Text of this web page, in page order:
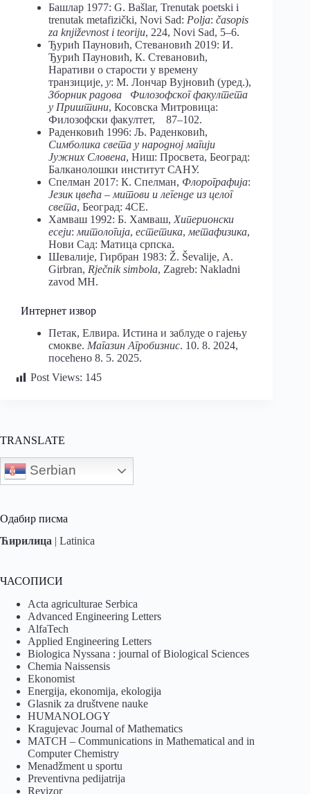
Башлар 1977: G. Bašlar, Trenutak poetski i
trenutak metafizički, Novi Sad: Polja: časopis
za književnost i teoriju, 224, Novi Sad, 5–6.
Ђурић Пауновић, Стевановић 2019: И.
Ђурић Пауновић, К. Стевановић,
Наративи о старости у времену
транзиције, у: М. Лончар Вујновић (уред.),
Зборник радова Филозофског факултета
у Приштини, Косовска Митровица:
Филозофски факултет, 87–102.
Раденковић 1996: Љ. Раденковић,
Симболика света у народној магији
Јужних Словена, Ниш: Просвета, Београд:
Балканолошки институт САНУ.
Спелман 2017: К. Спелман, Флорографија:
Језик цвећа – митови и легенде из целог
света, Београд: 4СЕ.
Хамваш 1992: Б. Хамваш, Хиперионски
есеји: митологија, естетика, метафизика,
Нови Сад: Матица српска.
Шевалије, Гирбран 1983: Ž. Ševalije, А.
Girbran, Rječnik simbola, Zagreb: Nakladni
zavod MH.
Интернет извор
Петак, Елвира. Истина и заблуде о гајењу
смокве. Магазин Агробизнис. 10. 8. 2024,
посећено 8. 5. 2025.
Post Views: 145
TRANSLATE
Serbian
Одабир писма
Ћирилица | Latinica
ЧАСОПИСИ
Acta agriculturae Serbica
Advanced Engineering Letters
AlfaTech
Applied Engineering Letters
Biologica Nyssana : journal of Biological Sciences
Chemia Naissensis
Ekonomist
Energija, ekonomija, ekologija
Glasnik za društvene nauke
HUMANOLOGY
Kragujevac Journal of Mathematics
MATCH – Communications in Mathematical and in
Computer Chemistry
Menadžment u sportu
Preventivna pedijatrija
Revizor